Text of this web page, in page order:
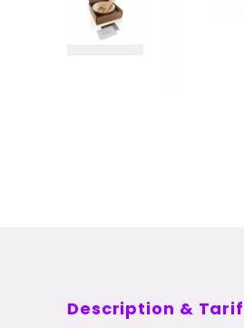
Description &